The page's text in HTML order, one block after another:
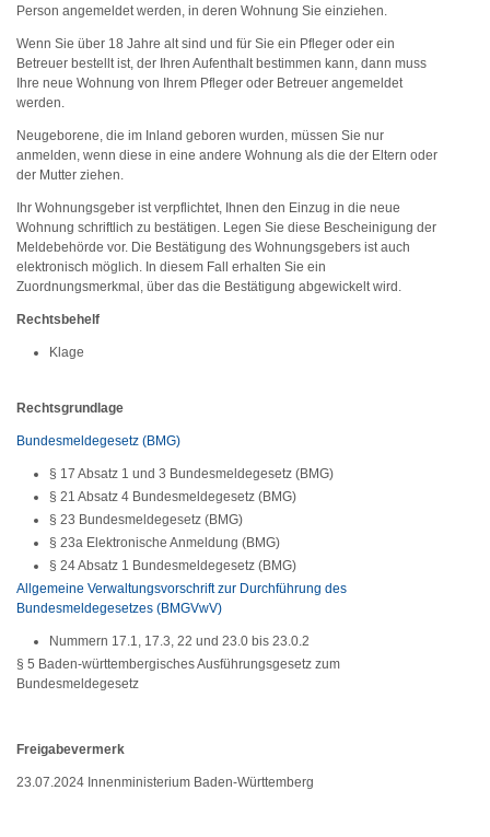
Person angemeldet werden, in deren Wohnung Sie einziehen.
Wenn Sie über 18 Jahre alt sind und für Sie ein Pfleger oder ein
Betreuer bestellt ist, der Ihren Aufenthalt bestimmen kann, dann muss
Ihre neue Wohnung von Ihrem Pfleger oder Betreuer angemeldet
werden.
Neugeborene, die im Inland geboren wurden, müssen Sie nur
anmelden, wenn diese in eine andere Wohnung als die der Eltern oder
der Mutter ziehen.
Ihr Wohnungsgeber ist verpflichtet, Ihnen den Einzug in die neue
Wohnung schriftlich zu bestätigen. Legen Sie diese Bescheinigung der
Meldebehörde vor. Die Bestätigung des Wohnungsgebers ist auch
elektronisch möglich. In diesem Fall erhalten Sie ein
Zuordnungsmerkmal, über das die Bestätigung abgewickelt wird.
Rechtsbehelf
Klage
Rechtsgrundlage
Bundesmeldegesetz (BMG)
§ 17 Absatz 1 und 3 Bundesmeldegesetz (BMG)
§ 21 Absatz 4 Bundesmeldegesetz (BMG)
§ 23 Bundesmeldegesetz (BMG)
§ 23a Elektronische Anmeldung (BMG)
§ 24 Absatz 1 Bundesmeldegesetz (BMG)
Allgemeine Verwaltungsvorschrift zur Durchführung des
Bundesmeldegesetzes (BMGVwV)
Nummern 17.1, 17.3, 22 und 23.0 bis 23.0.2
§ 5 Baden-württembergisches Ausführungsgesetz zum
Bundesmeldegesetz
Freigabevermerk
23.07.2024 Innenministerium Baden-Württemberg